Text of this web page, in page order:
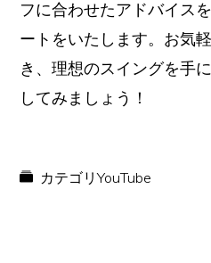
フに合わせたアドバイス
ートをいたします。お気
き、理想のスイングを手
してみましょう！
カテゴリYouTube